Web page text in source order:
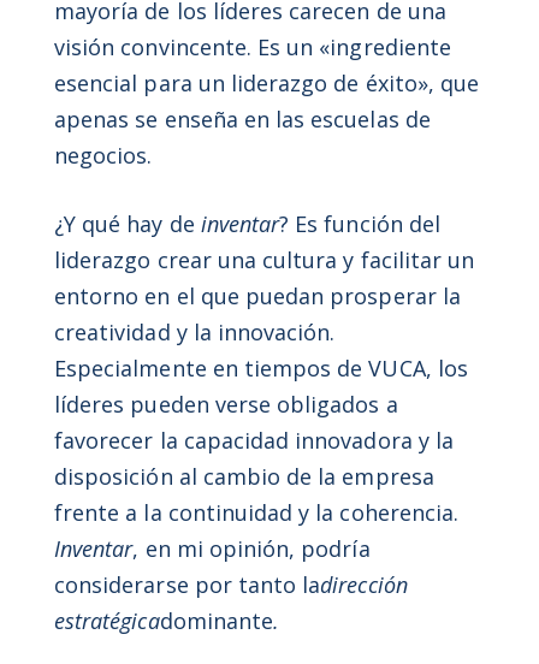
mayoría de los líderes carecen de una
visión convincente. Es un «ingrediente
esencial para un liderazgo de éxito», que
apenas se enseña en las escuelas de
negocios.
¿Y qué hay de inventar? Es función del
liderazgo crear una cultura y facilitar un
entorno en el que puedan prosperar la
creatividad y la innovación.
Especialmente en tiempos de VUCA, los
líderes pueden verse obligados a
favorecer la capacidad innovadora y la
disposición al cambio de la empresa
frente a la continuidad y la coherencia.
Inventar, en mi opinión, podría
considerarse por tanto ladirección
estratégicadominante.